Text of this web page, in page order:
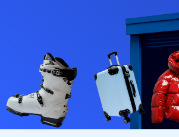
Подберите
кладовку,
которая
подходит вам